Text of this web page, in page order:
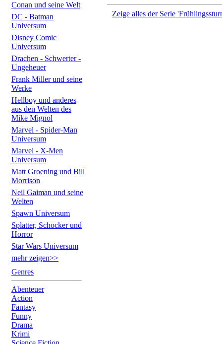
Conan und seine Welt
DC - Batman
Universum
Disney Comic
Universum
Drachen - Schwerter -
Ungeheuer
Frank Miller und seine
Werke
Hellboy und anderes
aus den Welten des
Mike Mignol
Marvel - Spider-Man
Universum
Marvel - X-Men
Universum
Matt Groening und Bill
Morrison
Neil Gaiman und seine
Welten
Spawn Universum
Splatter, Schocker und
Horror
Star Wars Universum
mehr zeigen>>
Genres
Abenteuer
Action
Fantasy
Funny
Drama
Krimi
Zeige alles der Serie